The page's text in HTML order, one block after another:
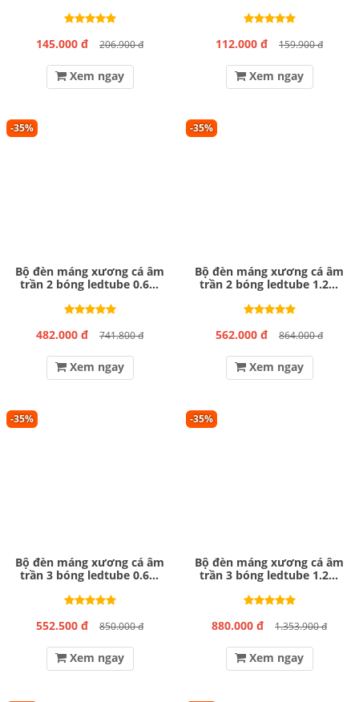
145.000 đ 206.900 đ
Xem ngay
112.000 đ 159.900 đ
Xem ngay
-35%
Bộ đèn máng xương cá âm
trần 2 bóng ledtube 0.6m
482.000 đ 741.800 đ
Xem ngay
-35%
Bộ đèn máng xương cá âm
trần 2 bóng ledtube 1.2m
562.000 đ 864.000 đ
Xem ngay
-35%
Bộ đèn máng xương cá âm
trần 3 bóng ledtube 0.6m
552.500 đ 850.000 đ
Xem ngay
-35%
Bộ đèn máng xương cá âm
trần 3 bóng ledtube 1.2m
880.000 đ 1.353.900 đ
Xem ngay